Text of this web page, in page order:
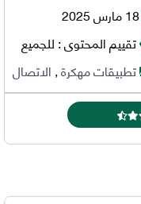
18 مارس 2025
تقييم المحتوى :للجميع
تطبيقات مهكرة,الاتصال